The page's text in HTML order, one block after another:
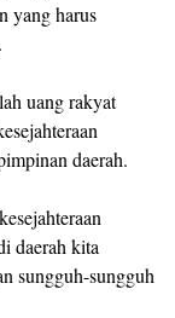
yang harus
uang rakyat
daerah.
daerah kita
sungguh-sungguh